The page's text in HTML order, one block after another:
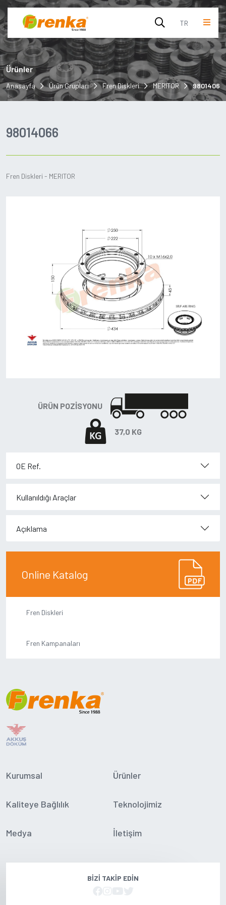
TR
English
Turkish
Ürünler
Anasayfa Ürün Grupları Fren Diskleri MERITOR 98014066
98014066
Fren Diskleri - MERITOR
ÜRÜN POZISYONU
37,0 KG
OE Ref.
Kullanıldığı Araçlar
Açıklama
Online Katalog
Fren Diskleri
Fren Kampanaları
Kurumsal Ürünler
Kaliteye Bağlılık Teknolojimiz
Medya İletişim
BIZI TAKIP EDIN